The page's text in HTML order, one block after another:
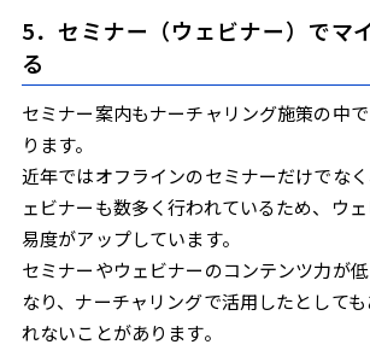
5．セミナー（ウェビナー）でマ
る
セミナー案内もナーチャリング施策の中
ります。
近年ではオフラインのセミナーだけでな
ェビナーも数多く行われているため、ウ
易度がアップしています。
セミナーやウェビナーのコンテンツ力が
なり、ナーチャリングで活用したとして
れないことがあります。